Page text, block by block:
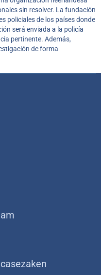
sin resolver. La fundación
policiales de los países donde
será enviada a la policía
pertinente. Además,
de forma